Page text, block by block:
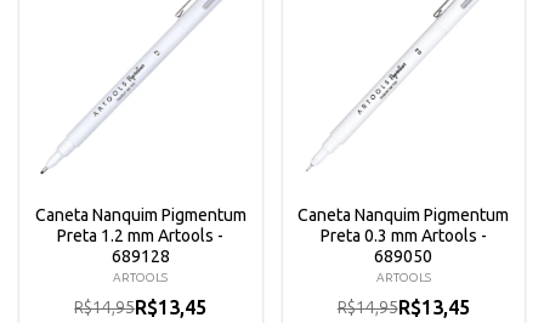
Caneta Nanquim Pigmentum
Preta 1.2 mm Artools -
689128
ARTOOLS
R$14,95R$13,45
Caneta Nanquim Pigmentum
Preta 0.3 mm Artools -
689050
ARTOOLS
R$14,95R$13,45